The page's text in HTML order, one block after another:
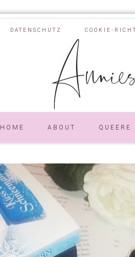
DATENSCHUTZ COOKIE-
HOME ABOUT QUEERE